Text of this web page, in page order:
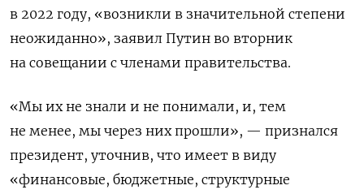
в 2022 году, «возникли в значительной степени
неожиданно», заявил Путин во вторник
на совещании с членами правительства.
«Мы их не знали и не понимали, и, тем
не менее, мы через них прошли», — признался
президент, уточнив, что имеет в виду
«финансовые, бюджетные, структурные